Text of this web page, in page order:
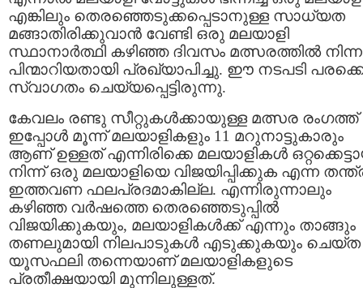
എങ്കിലും തെരഞ്ഞെടുക്കപ്പെടാനുള്ള സാധ്യത
മങ്ങാതിരിക്കുവാന്‍ വേണ്ടി ഒരു മലയാളി
സ്ഥാനാര്‍ത്ഥി കഴിഞ്ഞ ദിവസം മത്സരത്തില്‍
പിന്മാറിയതായി പ്രഖ്യാപിച്ചു. ഈ നടപടി
സ്വാഗതം ചെയ്യപ്പെട്ടിരുന്നു.
കേവലം രണ്ടു സീറ്റുകള്‍ക്കായുള്ള മത്സര രംഗത്ത്
ഇപ്പോള്‍ മൂന്ന് മലയാളികളും 11 മറുനാട്ടുകാരും
ആണ് ഉള്ളത് എന്നിരിക്കെ മലയാളികള്‍
നിന്ന് ഒരു മലയാളിയെ വിജയിപ്പിക്കുക എന്ന
ഇത്തവണ ഫലപ്രദമാകില്ല. എന്നിരുന്നാലും
കഴിഞ്ഞ വര്‍ഷത്തെ തെരഞ്ഞെടുപ്പില്‍
വിജയിക്കുകയും, മലയാളികള്‍ക്ക് എന്നും താങ്ങും
തണലുമായി നിലപാടുകള്‍ എടുക്കുകയും ചെയ്ത
യൂസഫലി തന്നെയാണ് മലയാളികളുടെ
പ്രതീക്ഷയായി മുന്നിലുള്ളത്.